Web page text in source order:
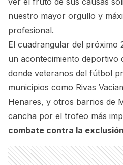
nuestro mayor orgullo y
profesional.
El cuadrangular del próximo
un acontecimiento deportivo
donde veteranos del fútbol
municipios como Rivas
Henares, y otros barrios de
cancha por el trofeo más
combate contra la